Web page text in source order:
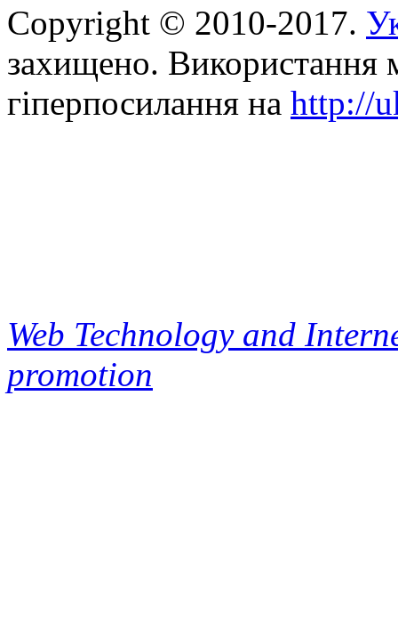
Copyright © 2010-2017.
захищено. Використання
гіперпосилання на http://
Web Technology and
promotion